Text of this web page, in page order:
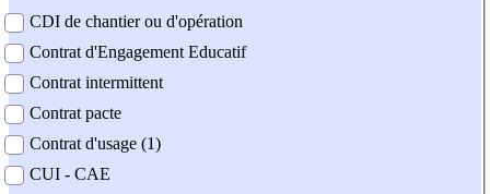
CDI de chantier ou d'opération
Contrat d'Engagement Educatif
Contrat intermittent
Contrat pacte
Contrat d'usage (1)
CUI - CAE